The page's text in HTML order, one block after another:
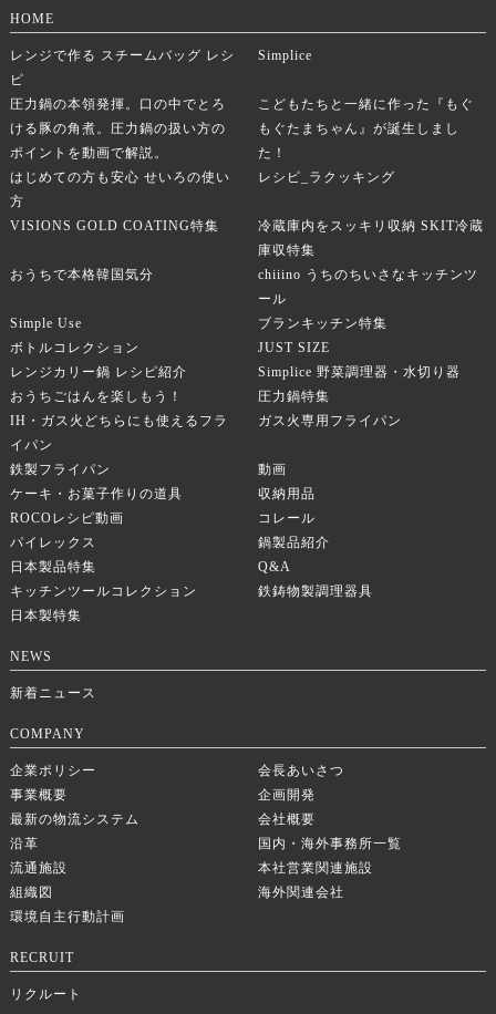
HOME
レンジで作る スチームバッグ レシ
ピ
Simplice
圧力鍋の本領発揮。口の中でとろ
ける豚の角煮。圧力鍋の扱い方の
ポイントを動画で解説。
こどもたちと一緒に作った『もぐ
もぐたまちゃん』が誕生しまし
た！
はじめての方も安心 せいろの使い
方
レシピ_ラクッキング
VISIONS GOLD COATING特集
冷蔵庫内をスッキリ収納 SKIT冷蔵
庫収特集
おうちで本格韓国気分
chiiino うちのちいさなキッチンツ
ール
Simple Use
ブランキッチン特集
ボトルコレクション
JUST SIZE
レンジカリー鍋 レシピ紹介
Simplice 野菜調理器・水切り器
おうちごはんを楽しもう！
圧力鍋特集
IH・ガス火どちらにも使えるフラ
イパン
ガス火専用フライパン
鉄製フライパン
動画
ケーキ・お菓子作りの道具
収納用品
ROCOレシピ動画
コレール
パイレックス
鍋製品紹介
日本製品特集
Q&A
キッチンツールコレクション
鉄鋳物製調理器具
日本製特集
NEWS
新着ニュース
COMPANY
企業ポリシー
会長あいさつ
事業概要
企画開発
最新の物流システム
会社概要
沿革
国内・海外事務所一覧
流通施設
本社営業関連施設
組織図
海外関連会社
環境自主行動計画
RECRUIT
リクルート